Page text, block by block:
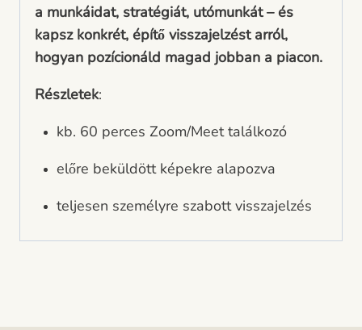
a munkáidat, stratégiát, utómunkát – és
kapsz konkrét, építő visszajelzést arról,
hogyan pozícionáld magad jobban a piacon.
Részletek:
kb. 60 perces Zoom/Meet találkozó
előre beküldött képekre alapozva
teljesen személyre szabott visszajelzés